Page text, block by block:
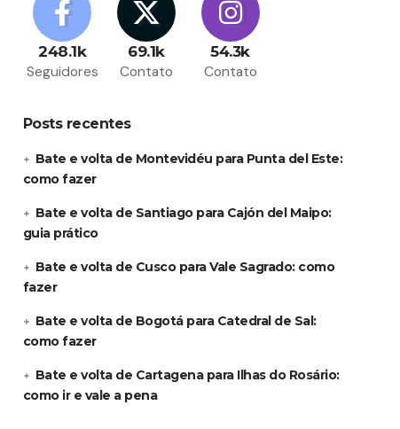
248.1k
Seguidores
69.1k
Contato
54.3k
Contato
Posts recentes
Bate e volta de Montevidéu para Punta del Este:
como fazer
Bate e volta de Santiago para Cajón del Maipo:
guia prático
Bate e volta de Cusco para Vale Sagrado: como
fazer
Bate e volta de Bogotá para Catedral de Sal:
como fazer
Bate e volta de Cartagena para Ilhas do Rosário:
como ir e vale a pena